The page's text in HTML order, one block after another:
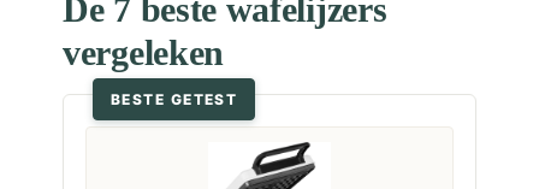
De 7 beste wafelijzers
vergeleken
BESTE GETEST